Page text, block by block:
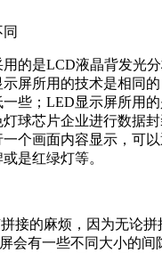
是LCD液晶背发光分
屏所用的技术是相同
些；LED显示屏所用
球芯片企业进行数据
个画面内容显示，可
是红绿灯等。
接的麻烦，因为无论拼
会有一些不同大小的间